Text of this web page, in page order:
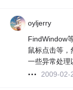
oyljerry
FindWindow
鼠标点击等
一些异常处理
2009-02-